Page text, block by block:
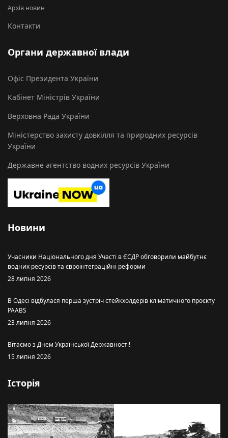
Архів новин
Контакти
Органи державної влади
Офіс Президента України
Кабінет Міністрів України
Верховна Рада України
Міністерство захисту довкілля та природних ресурсів
України
Державне агентство водних ресурсів України
Новини
Учасники Національного дня Участі в ЄСДР обговорили майбутнє
водних ресурсів та євроінтеграційні реформи
28 липня 2026
В Одесі відбулася перша зустріч стейкхолдерів кліматичного проєкту
PAABS
23 липня 2026
Вітаємо з Днем Української Державності!
15 липня 2026
Історія